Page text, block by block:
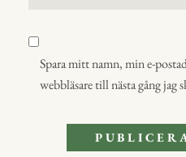
Spara mitt namn, min e-
webbläsare till nästa gång jag